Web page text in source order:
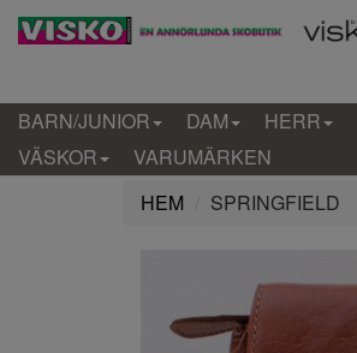
BARN/JUNIOR DAM HERR
VÄSKOR
VARUMÄRKEN
HEM
SPRINGFIELD